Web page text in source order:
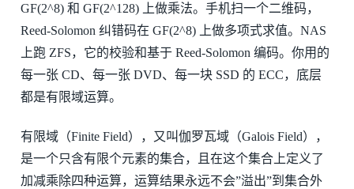
GF(2^8) 和 GF(2^128) 上做乘法。手机扫一个二维码，
Reed-Solomon 纠错码在 GF(2^8) 上做多项式求值。NAS
上跑 ZFS，它的校验和基于 Reed-Solomon 编码。你用的
每一张 CD、每一张 DVD、每一块 SSD 的 ECC，底层
都是有限域运算。
有限域（Finite Field），又叫伽罗瓦域（Galois Field），
是一个只含有限个元素的集合，且在这个集合上定义了
加减乘除四种运算，运算结果永远不会”溢出”到集合外